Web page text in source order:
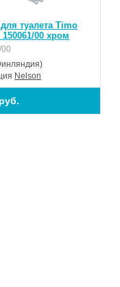
туалета Timo
150061/00 хром
Nelson